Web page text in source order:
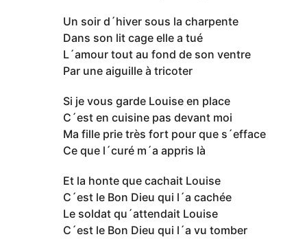
Un soir d´hiver sous la charpente
Dans son lit cage elle a tué
L´amour tout au fond de son ventre
Par une aiguille à tricoter
Si je vous garde Louise en place
C´est en cuisine pas devant moi
Ma fille prie très fort pour que s´efface
Ce que l´curé m´a appris là
Et la honte que cachait Louise
C´est le Bon Dieu qui l´a cachée
Le soldat qu´attendait Louise
C´est le Bon Dieu qui l´a vu tomber